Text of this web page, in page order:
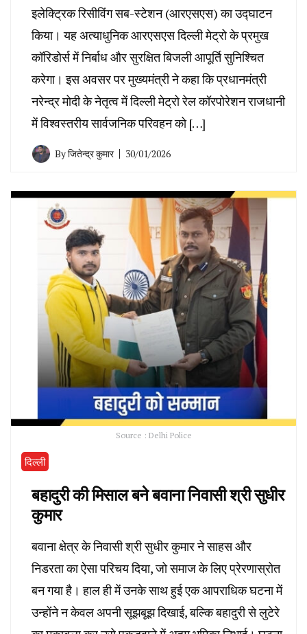
इलेक्ट्रिक रिसीविंग सब-स्टेशन (आरएसएस) का उद्घाटन
किया। यह अत्याधुनिक आरएसएस दिल्ली मेट्रो के प्रमुख
कॉरिडोर्स में निर्बाध और सुरक्षित बिजली आपूर्ति सुनिश्चित
करेगा। इस अवसर पर मुख्यमंत्री ने कहा कि प्रधानमंत्री
नरेन्द्र मोदी के नेतृत्व में दिल्ली मेट्रो रेल कॉरपोरेशन राजधानी
में विश्वस्तरीय सार्वजनिक परिवहन को […]
Byजितेन्द्र कुमार 30/01/2026
Source : Delhi Police
दिल्ली
बहादुरी की मिसाल बने बवाना निवासी श्री सुधीर
कुमार
बवाना क्षेत्र के निवासी श्री सुधीर कुमार ने साहस और
निडरता का ऐसा परिचय दिया, जो समाज के लिए प्रेरणास्रोत
बन गया है। हाल ही में उनके साथ हुई एक आपराधिक घटना में
उन्होंने न केवल अपनी सूझबूझ दिखाई, बल्कि बहादुरी से लुटेरे